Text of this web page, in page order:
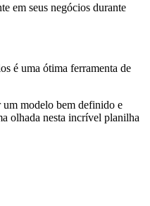
em seus negócios durante
é uma ótima ferramenta de
um modelo bem definido e
olhada nesta incrível planilha